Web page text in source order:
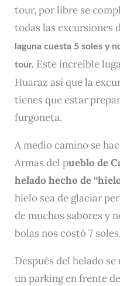
tour, por libre se
todas las excursiones
laguna cuesta 5 soles y
tour. Este increíble
Huaraz así que la
tienes que estar
furgoneta.
A medio camino se
Armas del pueblo de
helado hecho de
hielo sea de glaciar
de muchos sabores y
bolas nos costó 7 soles.
Después del helado
un parking en frente